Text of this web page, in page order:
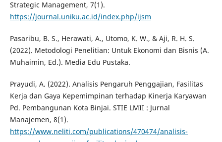
Strategic Management, 7(1).
https://journal.uniku.ac.id/index.php/ijsm
Pasaribu, B. S., Herawati, A., Utomo, K. W., & Aji, R. H. S.
(2022). Metodologi Penelitian: Untuk Ekonomi dan Bisnis (A.
Muhaimin, Ed.). Media Edu Pustaka.
Prayudi, A. (2022). Analisis Pengaruh Penggajian, Fasilitas
Kerja dan Gaya Kepemimpinan terhadap Kinerja Karyawan
Pd. Pembangunan Kota Binjai. STIE LMII : Jurnal
Manajemen, 8(1).
https://www.neliti.com/publications/470474/analisis-